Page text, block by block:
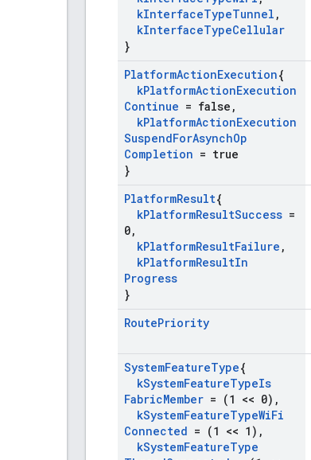
kInterfaceTypeTunnel ,
kInterfaceTypeCellular
}
PlatformActionExecution{
kPlatformActionExecution
Continue = false ,
kPlatformActionExecution
SuspendForAsynchOp
Completion = true
}
PlatformResult{
kPlatformResultSuccess =
0,
kPlatformResultFailure ,
kPlatformResultIn
Progress
}
RoutePriority
SystemFeatureType{
kSystemFeatureTypeIs
FabricMember = (1 << 0) ,
kSystemFeatureTypeWiFi
Connected = (1 << 1) ,
kSystemFeatureType